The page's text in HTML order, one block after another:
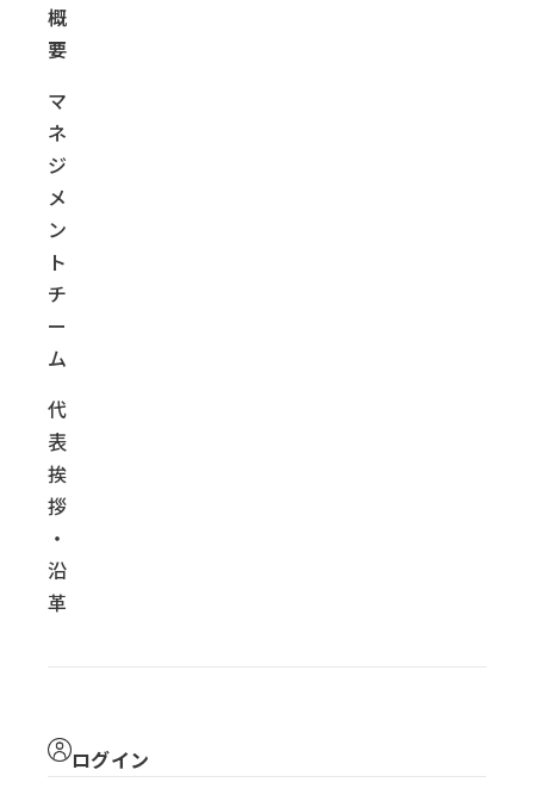
概
要
マ
ネ
ジ
メ
ン
ト
チ
ー
ム
代
表
挨
拶
・
沿
革
ログイン